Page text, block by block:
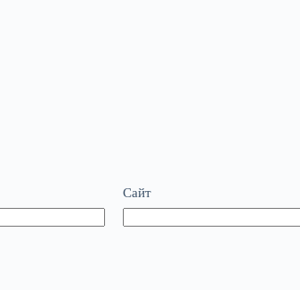
Сайт